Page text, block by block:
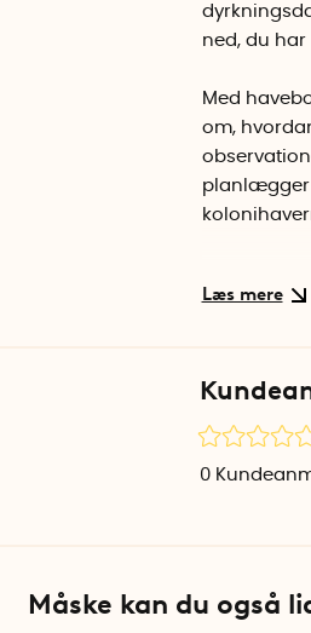
ned, du
Med
om,
planlægger
at kende,
omfatter
udvalgte
My
0
Måske kan du også